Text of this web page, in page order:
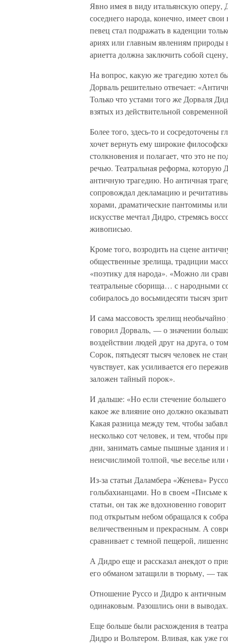
Явно имея в виду итальянскую оперу,
соседнего народа, конечно, имеет
певец стал подражать в каденции
ариях или главным явлениям природы
ариетта должна заключить собой
На вопрос, какую же трагедию хотел
Дорваль решительно отвечает:
Только что устами того же Дорваля
взятых из действительной
Более того, здесь-то и
хочет вернуть ему широкие
столкновения и полагает, что это не
речью. Театральная реформа, которую
античную трагедию. Но античная
сопровождал декламацию и
хорами, драматические пантомимы
искусстве мечтал Дидро, стремясь
живописью.
Кроме того, возродить на сцене
общественные зрелища, традиции
«поэтику для народа». «Можно ли
театральные сборища… с народными
собиралось до восьмидесяти тысяч
И сама массовость зрелищ
говорил Дорваль, — о значении
воздействии людей друг на друга, о
Сорок, пятьдесят тысяч человек не
чувствует, как усиливается его
заложен тайный порок».
И дальше: «Но если стечение
какое же влияние оно должно
Какая разница между тем, чтобы
несколько сот человек, и тем, чтобы
дни, занимать самые пышные здания и
неисчислимой толпой, чье веселье или
Из-за статьи Даламбера «Женева»
гольбахианцами. Но в своем «Письме
статьи, он так же вдохновенно
под открытым небом обращался к
величественным и прекрасным. А
сравнивает с темной пещерой,
А Дидро еще и рассказал анекдот о
его обманом затащили в тюрьму, —
Отношение Руссо и Дидро к античным
одинаковым. Разошлись они в выводах.
Еще больше были расхождения в
Дидро и Вольтером. Вливая, как уже